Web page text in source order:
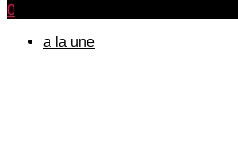
0
a la une